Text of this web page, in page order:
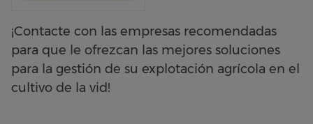
¡Contacte con las empresas recomendadas
para que le ofrezcan las mejores soluciones
para la gestión de su explotación agrícola en el
cultivo de la vid!